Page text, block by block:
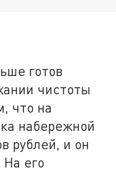
готов
чистоты
что на
набережной
рублей, и он
его